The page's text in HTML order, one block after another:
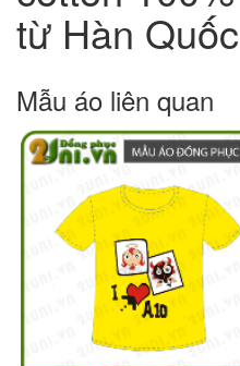
từ Hàn Quốc
Mẫu áo liên quan